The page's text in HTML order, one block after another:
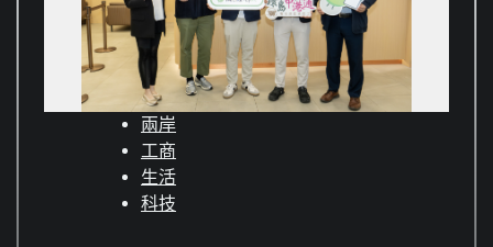
兩岸
工商
生活
科技